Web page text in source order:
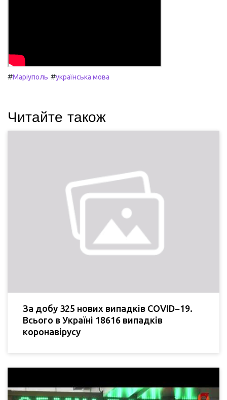
#Маріуполь #українська мова
Читайте також
За добу 325 нових випадків COVID−19.
Всього в Україні 18616 випадків
коронавірусу